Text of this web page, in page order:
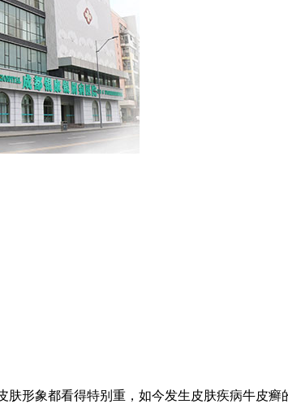
象都看得特别重，如今发生皮肤疾病牛皮癣